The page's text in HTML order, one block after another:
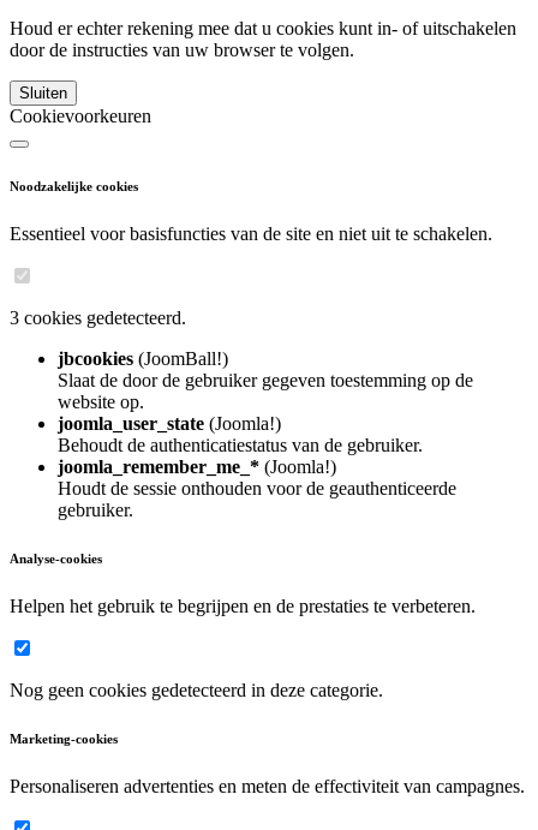
Houd er echter rekening mee dat u cookies kunt in- of uitschakelen
door de instructies van uw browser te volgen.
Sluiten
Cookievoorkeuren
Noodzakelijke cookies
Essentieel voor basisfuncties van de site en niet uit te schakelen.
3 cookies gedetecteerd.
jbcookies (JoomBall!)
Slaat de door de gebruiker gegeven toestemming op de
website op.
joomla_user_state (Joomla!)
Behoudt de authenticatiestatus van de gebruiker.
joomla_remember_me_* (Joomla!)
Houdt de sessie onthouden voor de geauthenticeerde
gebruiker.
Analyse-cookies
Helpen het gebruik te begrijpen en de prestaties te verbeteren.
Nog geen cookies gedetecteerd in deze categorie.
Marketing-cookies
Personaliseren advertenties en meten de effectiviteit van campagnes.